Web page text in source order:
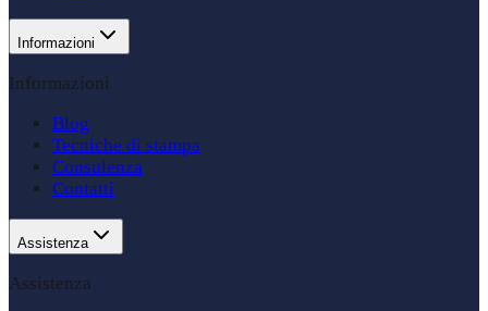
Informazioni
Informazioni
Blog
Tecniche di stampa
Consulenza
Contatti
Assistenza
Assistenza